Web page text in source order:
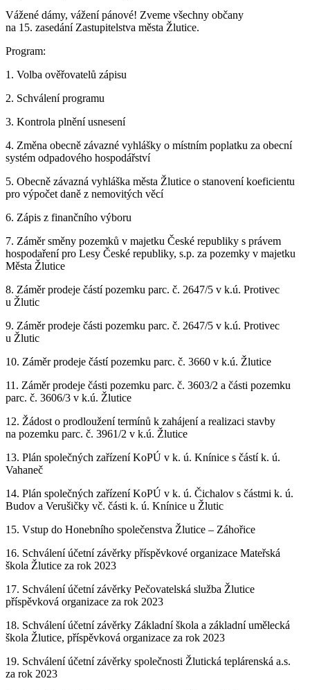
Vážené dámy, vážení pánové! Zveme všechny občany
na 15. zasedání Zastupitelstva města Žlutice.
Program:
1. Volba ověřovatelů zápisu
2. Schválení programu
3. Kontrola plnění usnesení
4. Změna obecně závazné vyhlášky o místním poplatku za obecní
systém odpadového hospodářství
5. Obecně závazná vyhláška města Žlutice o stanovení koeficientu
pro výpočet daně z nemovitých věcí
6. Zápis z finančního výboru
7. Záměr směny pozemků v majetku České republiky s právem
hospodaření pro Lesy České republiky, s.p. za pozemky v majetku
Města Žlutice
8. Záměr prodeje částí pozemku parc. č. 2647/5 v k.ú. Protivec
u Žlutic
9. Záměr prodeje části pozemku parc. č. 2647/5 v k.ú. Protivec
u Žlutic
10. Záměr prodeje částí pozemku parc. č. 3660 v k.ú. Žlutice
11. Záměr prodeje části pozemku parc. č. 3603/2 a části pozemku
parc. č. 3606/3 v k.ú. Žlutice
12. Žádost o prodloužení termínů k zahájení a realizaci stavby
na pozemku parc. č. 3961/2 v k.ú. Žlutice
13. Plán společných zařízení KoPÚ v k. ú. Knínice s částí k. ú.
Vahaneč
14. Plán společných zařízení KoPÚ v k. ú. Čichalov s částmi k. ú.
Budov a Verušičky vč. části k. ú. Knínice u Žlutic
15. Vstup do Honebního společenstva Žlutice – Záhořice
16. Schválení účetní závěrky příspěvkové organizace Mateřská
škola Žlutice za rok 2023
17. Schválení účetní závěrky Pečovatelská služba Žlutice
příspěvková organizace za rok 2023
18. Schválení účetní závěrky Základní škola a základní umělecká
škola Žlutice, příspěvková organizace za rok 2023
19. Schválení účetní závěrky společnosti Žlutická teplárenská a.s.
za rok 2023